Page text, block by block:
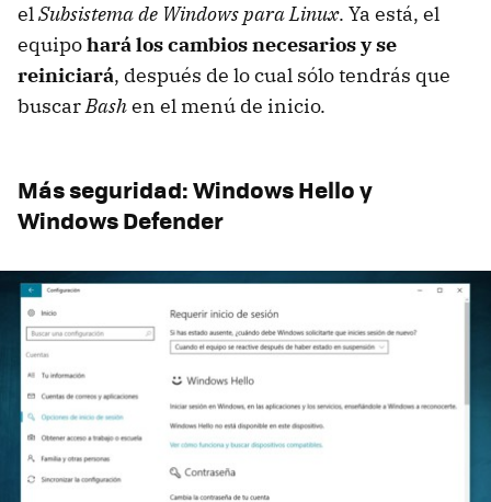
elSubsistema de Windows para Linux. Ya está, el
equipohará los cambios necesarios y se
reiniciará, después de lo cual sólo tendrás que
buscarBashen el menú de inicio.
Más seguridad: Windows Hello y
Windows Defender